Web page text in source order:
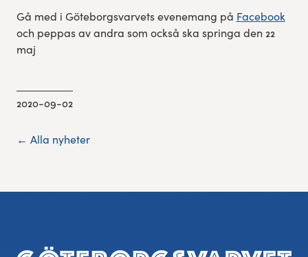
Gå med i Göteborgsvarvets evenemang på Facebook
och peppas av andra som också ska springa den 22
maj
2020-09-02
← Alla nyheter
Footer